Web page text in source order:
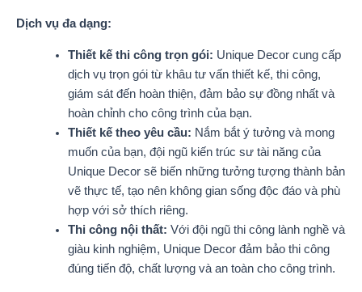
Dịch vụ đa dạng:
Thiết kế thi công trọn gói: Unique Decor cung cấp
dịch vụ trọn gói từ khâu tư vấn thiết kế, thi công,
giám sát đến hoàn thiện, đảm bảo sự đồng nhất và
hoàn chỉnh cho công trình của bạn.
Thiết kế theo yêu cầu: Nắm bắt ý tưởng và mong
muốn của bạn, đội ngũ kiến trúc sư tài năng của
Unique Decor sẽ biến những tưởng tượng thành bản
vẽ thực tế, tạo nên không gian sống độc đáo và phù
hợp với sở thích riêng.
Thi công nội thất: Với đội ngũ thi công lành nghề và
giàu kinh nghiệm, Unique Decor đảm bảo thi công
đúng tiến độ, chất lượng và an toàn cho công trình.